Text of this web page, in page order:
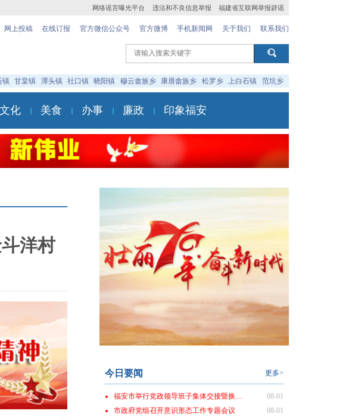
网络谣言曝光平台 违法和不良信息举报 福建省互联网举报辟谣
网上投稿 在线订报 官方微信公众号 官方微博 手机新闻网 关于我们 联系我们
镇 甘棠镇 潭头镇 社口镇 晓阳镇 穆云畲族乡 康厝畲族乡 松罗乡 上白石镇 范坑乡
文化 美食 办事 廉政 印象福安
洋村
今日要闻 更多>
福安市举行党政领导班子集体交接暨换届履新“第一课”
08-01
市政府党组召开意识形态工作专题会议
08-01